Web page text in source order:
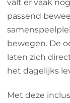
passend
bewegen. De
laten zich
het dagelijks
Met deze